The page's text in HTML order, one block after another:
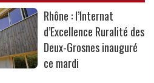
Rhône : l’Internat
d’Excellence Ruralité des
Deux-Grosnes inauguré
ce mardi